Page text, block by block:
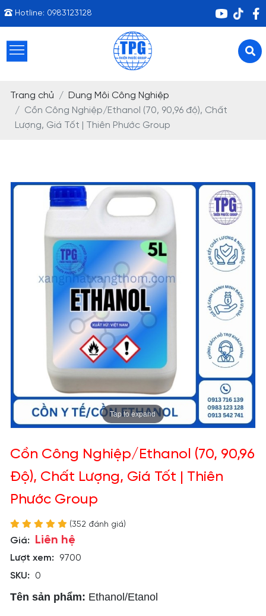
Hotline: 0983123128
Trang chủ
Dung Môi Công Nghiệp
Cồn Công Nghiệp/Ethanol (70, 90,96 độ), Chất
Lượng, Giá Tốt | Thiên Phước Group
Tap to expand
Cồn Công Nghiệp/Ethanol (70, 90,96
Độ), Chất Lượng, Giá Tốt | Thiên
Phước Group
(352 đánh giá)
Giá: Liên hệ
Lượt xem:
9700
SKU: 0
Tên sản phẩm: Ethanol/Etanol